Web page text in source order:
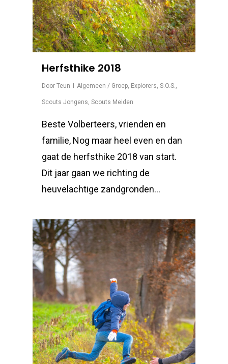
Herfsthike 2018
Door Teun Algemeen / Groep Explorers S.O.S.
Scouts Jongens Scouts Meiden
Beste Volberteers, vrienden en
familie, Nog maar heel even en dan
gaat de herfsthike 2018 van start.
Dit jaar gaan we richting de
heuvelachtige zandgronden…